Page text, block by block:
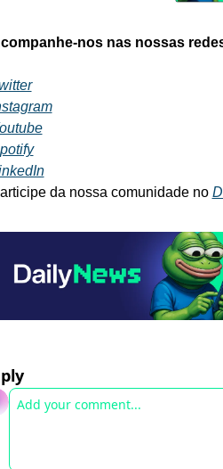
nos nas nossas
da nossa comunidade no